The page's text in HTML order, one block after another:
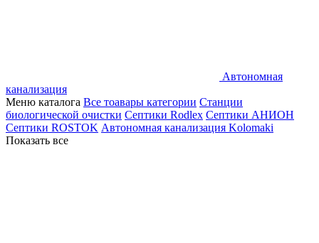
Автономная
канализация
Меню каталога Все тоавары категории Станции
биологической очистки Септики Rodlex Септики АНИОН
Септики ROSTOK Автономная канализация Kolomaki
Показать все